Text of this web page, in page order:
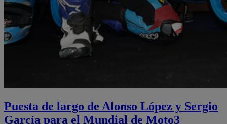
Puesta de largo de Alonso López y Sergio
García para el Mundial de Moto3